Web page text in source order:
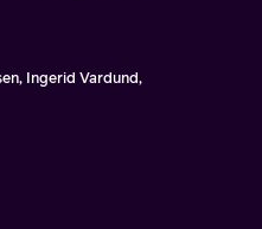
Ingerid Vardund,